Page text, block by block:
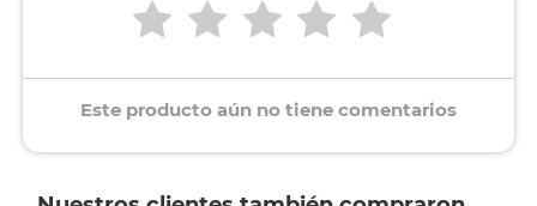
Este producto aún no tiene comentarios